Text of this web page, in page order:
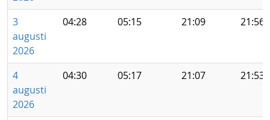
3
augusti
2026
04:28 05:15 21:09 21:56
4
augusti
2026
04:30 05:17 21:07 21:53